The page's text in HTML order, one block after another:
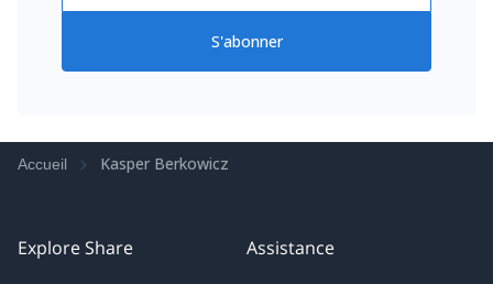
S'abonner
Accueil Kasper Berkowicz
Explore Share Assistance